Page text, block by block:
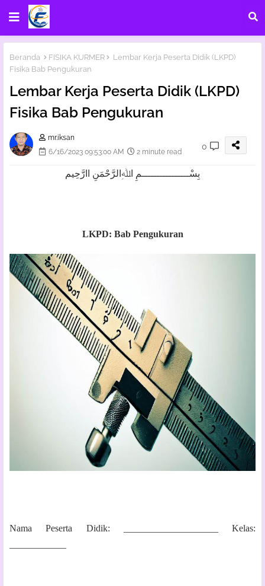
Beranda FISIKA KURMER
Lembar Kerja Peserta Didik (LKPD)
Fisika Bab Pengukuran
Lembar Kerja Peserta Didik (LKPD)
Fisika Bab Pengukuran
mr.iksan
6/16/2023 09:53:00 AM
2 minute read
0
بِسْــــــــــــــــمِ اﷲِالرَّحْمَنِ اارَّحِيم
LKPD: Bab Pengukuran
Nama Peserta Didik: ____________________ Kelas: